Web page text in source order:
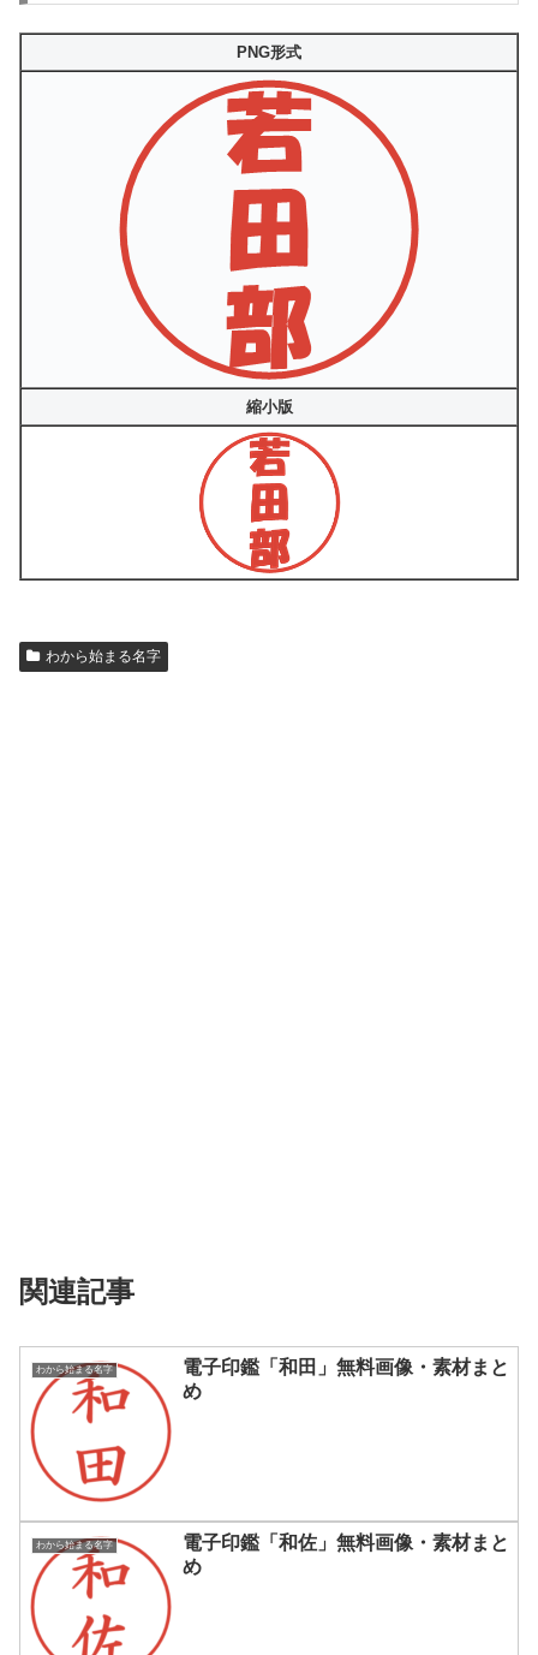
PNG形式
縮小版
わから始まる名字
関連記事
わから始まる名字
電子印鑑「和田」無料画像・素材まと
め
わから始まる名字
電子印鑑「和佐」無料画像・素材まと
め